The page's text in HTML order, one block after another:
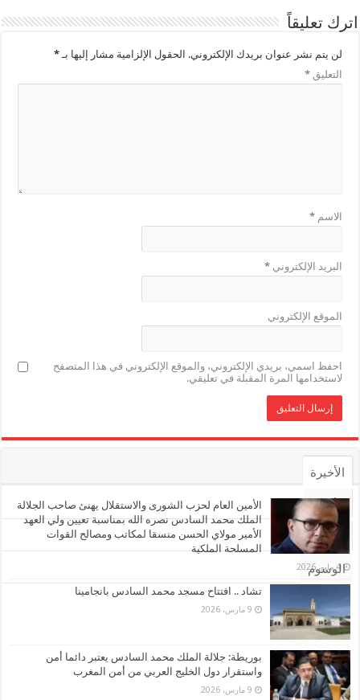
اترك تعليقاً
لن يتم نشر عنوان بريدك الإلكتروني. الحقول الإلزامية مشار إليها بـ*
التعليق*
الاسم*
البريد الإلكتروني*
الموقع الإلكتروني
احفظ اسمي، بريدي الإلكتروني، والموقع الإلكتروني في هذا المتصفح
لاستخدامها المرة المقبلة في تعليقي.
الأخيرة
الأشهر
تعليقات
الوسوم
الأمين العام لحزب الشورى والاستقلال يهنئ صاحب الجلالة
الملك محمد السادس نصره الله بمناسبة تعيين ولي العهد
الأمير مولاي الحسن منسقا لمكاتب ومصالح القوات
المسلحة الملكية
4 مايو، 2026
تشاد .. افتتاح مسجد محمد السادس بانجامينا
9 مارس، 2026
بوريطة: جلالة الملك محمد السادس يعتبر دائما أمن
واستقرار دول الخليج العربي من أمن المغرب
9 مارس، 2026